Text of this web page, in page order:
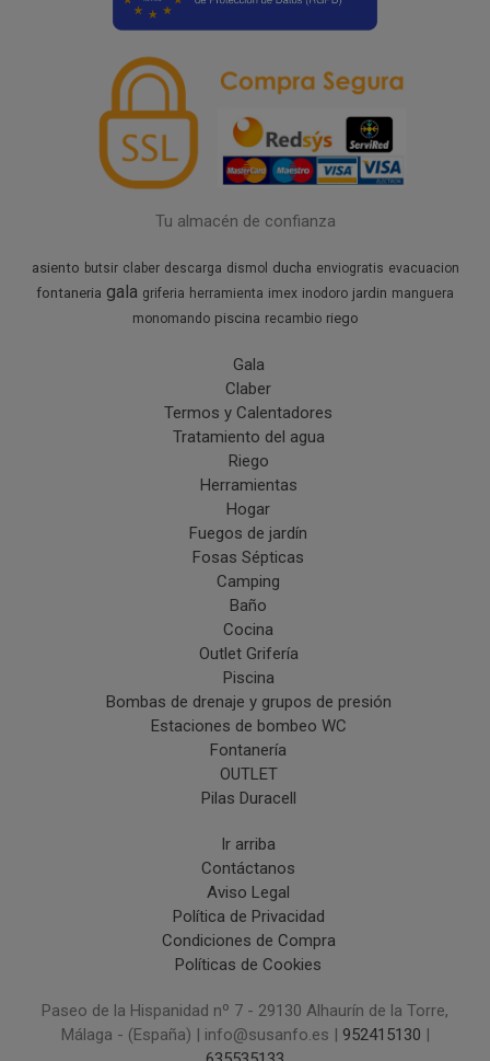
Tu almacén de confianza
asiento butsir claber descarga dismol ducha enviogratis evacuacion
fontaneria gala griferia herramienta imex inodoro jardin manguera
monomando piscina recambio riego
Gala
Claber
Termos y Calentadores
Tratamiento del agua
Riego
Herramientas
Hogar
Fuegos de jardín
Fosas Sépticas
Camping
Baño
Cocina
Outlet Grifería
Piscina
Bombas de drenaje y grupos de presión
Estaciones de bombeo WC
Fontanería
OUTLET
Pilas Duracell
Ir arriba
Contáctanos
Aviso Legal
Política de Privacidad
Condiciones de Compra
Políticas de Cookies
Paseo de la Hispanidad nº 7 - 29130 Alhaurín de la Torre,
Málaga - (España) | info@susanfo.es | 952415130 |